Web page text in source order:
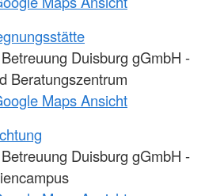
Duisburg gGmbH -
Beratungszentrum
Maps Ansicht
Duisburg gGmbH -